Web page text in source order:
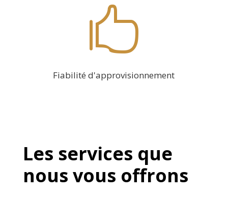

Fiabilité d'approvisionnement
Les services que
nous vous offrons